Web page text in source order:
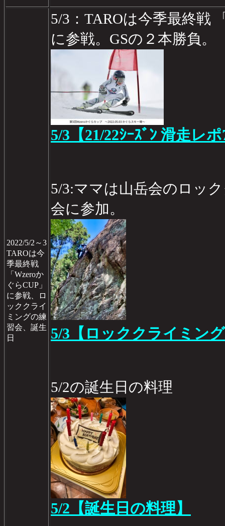
2022/5/2～3
TAROは今
季最終戦
「Wzeroか
ぐらCUP」
に参戦、ロ
ッククライ
ミングの練
習会、誕生
日
5/3：TAROは今季最終戦
に参戦。GSの２本勝負。
5/3【21/22ｼｰｽﾞﾝ 滑走レ
5/3:ママは山岳会のロッ
会に参加。
5/3【ロッククライミン
5/2の誕生日の料理
5/2【誕生日の料理】